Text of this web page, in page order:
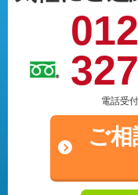
327
電話受
ご相